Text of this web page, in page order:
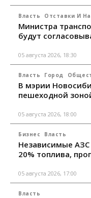
Власть Отставки И
Министра
будут
05 августа 2026, 18:30
Власть Город
В мэрии
пешеходной
05 августа 2026, 18:00
Бизнес Власть
Независимые
20% топлива,
05 августа 2026, 17:00
Власть